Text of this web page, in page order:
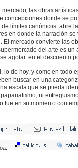
las obras
concepciones donde se
límites canónicos, abre
en donde la narración
El mercado convierte las
del arte es un
agotan en el descuento
lo de hoy, y como en todo
buscar en una
escala que se pueda
ni
fue en su momento